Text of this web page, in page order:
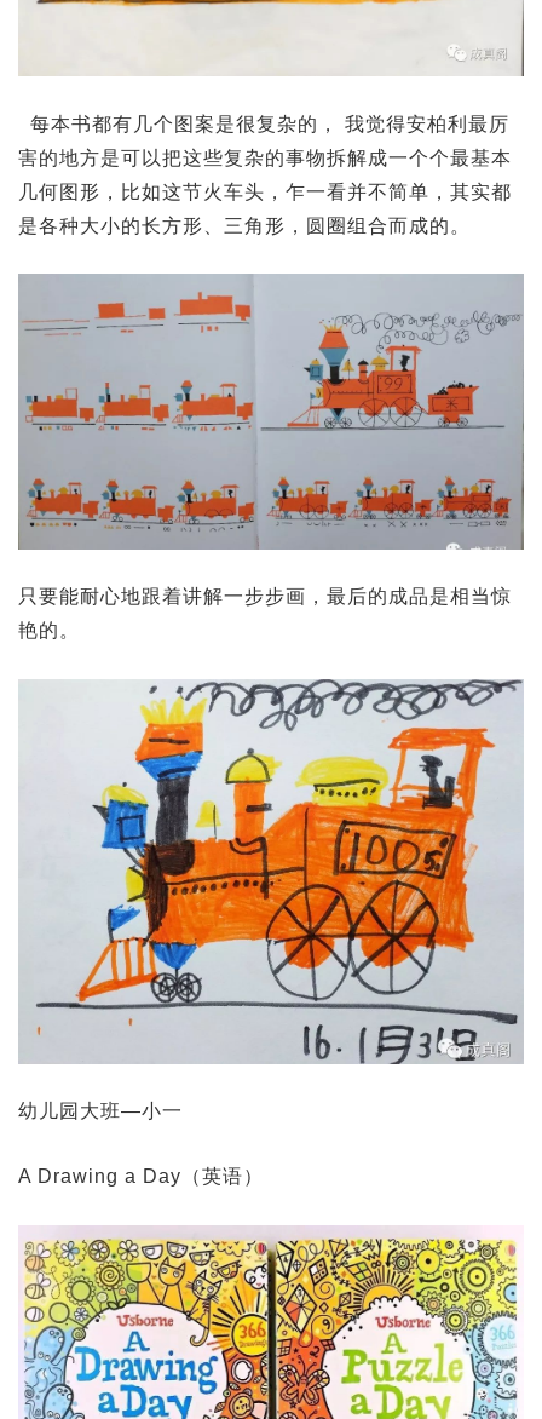
每本书都有几个图案是很复杂的， 我觉得安柏利最厉
害的地方是可以把这些复杂的事物拆解成一个个最基本
几何图形，比如这节火车头，乍一看并不简单，其实都
是各种大小的长方形、三角形，圆圈组合而成的。
只要能耐心地跟着讲解一步步画，最后的成品是相当惊
艳的。
幼儿园大班—小一
A Drawing a Day（英语）